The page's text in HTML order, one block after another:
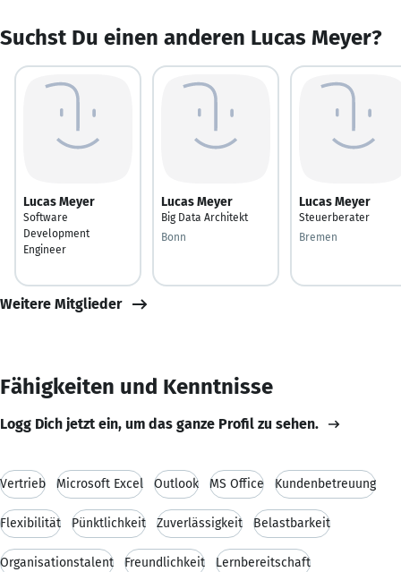
Suchst Du einen anderen Lucas Meyer?
Lucas Meyer
Software
Development
Engineer
Lucas Meyer
Big Data Architekt
Bonn
Lucas Meyer
Steuerberater
Bremen
Weitere Mitglieder
Fähigkeiten und Kenntnisse
Logg Dich jetzt ein, um das ganze Profil zu sehen.
Vertrieb Microsoft Excel Outlook MS Office Kundenbetreuung
Flexibilität Pünktlichkeit Zuverlässigkeit Belastbarkeit
Organisationstalent Freundlichkeit Lernbereitschaft